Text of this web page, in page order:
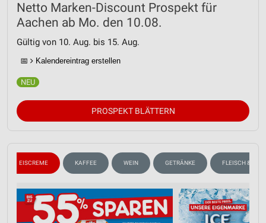
Netto Marken-Discount Prospekt für
Aachen ab Mo. den 10.08.
Gültig von 10. Aug. bis 15. Aug.
📅 Kalendereintrag erstellen
PROSPEKT BLÄTTERN
EISCREME KAFFEE WEIN GETRÄNKE FLEISCH &